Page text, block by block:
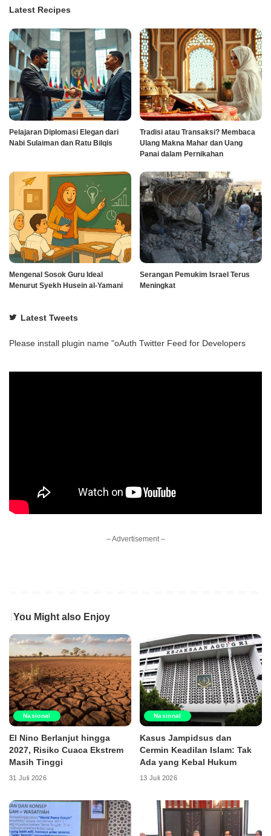
Latest Recipes
Pelajaran Diplomasi Elegan dari
Nabi Sulaiman dan Ratu Bilqis
Tradisi atau Transaksi? Membaca
Ulang Makna Mahar dan Uang
Panai dalam Pernikahan
Mengenal Sosok Guru Ideal
Menurut Syekh Husein al-Yamani
Serangan Pemukim Israel Terus
Meningkat
Latest Tweets
Please install plugin name "oAuth Twitter Feed for Developers
– Advertisement –
You Might also Enjoy
Nasional
El Nino Berlanjut hingga
2027, Risiko Cuaca Ekstrem
Masih Tinggi
31 Juli 2026
Nasional
Kasus Jampidsus dan
Cermin Keadilan Islam: Tak
Ada yang Kebal Hukum
13 Juli 2026